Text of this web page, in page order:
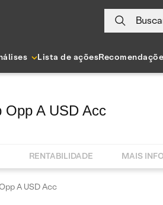
Lista de ações
A USD Acc
RENTABILIDADE MAIS
A USD Acc